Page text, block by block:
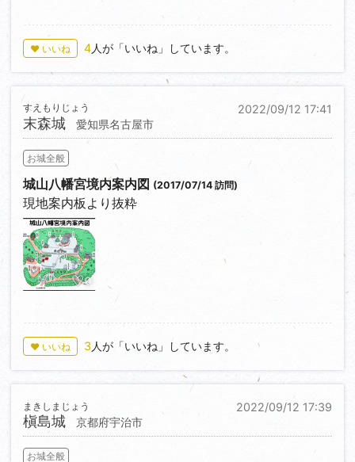
♥ いいね 4人が「いいね」しています。
2022/09/12 17:41
末森城
すえもりじょう
愛知県名古屋市
お城全般
城山八幡宮境内案内図 (2017/07/14 訪問)
現地案内板より抜粋
0
♥ いいね 3 人が「いいね」しています。
2022/09/12 17:39
槇島城
まきしまじょう
京都府宇治市
お城全般